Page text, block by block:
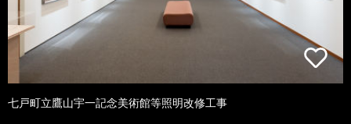
七戸町立鷹山宇一記念美術館等照明改修工事